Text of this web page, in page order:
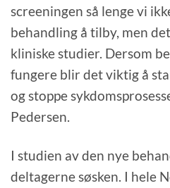
screeningen så lenge vi
behandling å tilby, men
kliniske studier. Dersom
fungere blir det viktig å
og stoppe
Pedersen.
I studien av den nye
deltagerne søsken. I hele